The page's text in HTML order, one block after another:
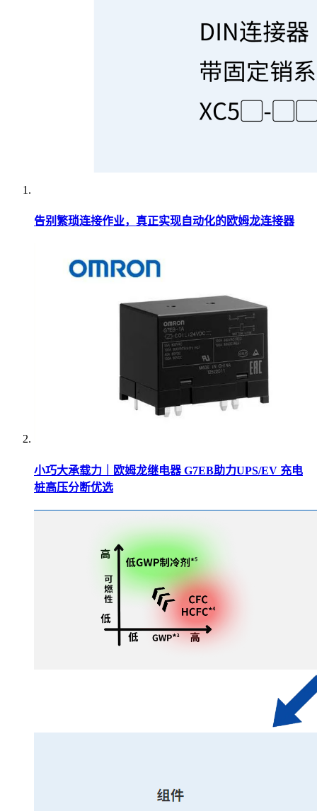
告别繁琐连接作业，真正实现自动化的欧姆龙连接器
小巧大承载力｜欧姆龙继电器 G7EB助力UPS/EV 充电
桩高压分断优选